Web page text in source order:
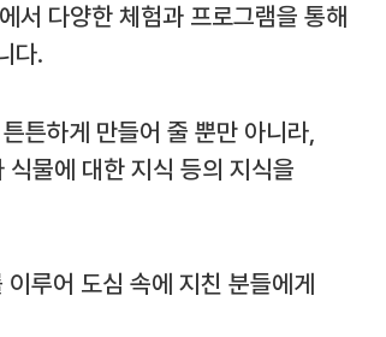
서 다양한 체험과 프로그램을 통해
다.
튼하게 만들어 줄 뿐만 아니라,
물에 대한 지식 등의 지식을
루어 도심 속에 지친 분들에게